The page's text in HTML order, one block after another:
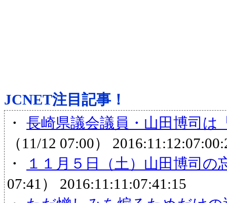
JCNET注目記事！
・ 長崎県議会議員・山田博司は
（11/12 07:00）
・
１１月５日（土）山田博司
07:41） 2016:11:11:07:41:15